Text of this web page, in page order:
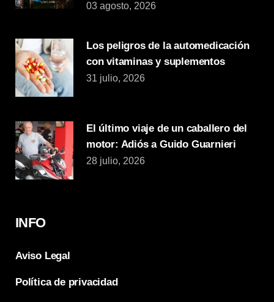
03 agosto, 2026
Los peligros de la automedicación
con vitaminas y suplementos
31 julio, 2026
El último viaje de un caballero del
motor: Adiós a Guido Guarnieri
28 julio, 2026
INFO
Aviso Legal
Política de privacidad